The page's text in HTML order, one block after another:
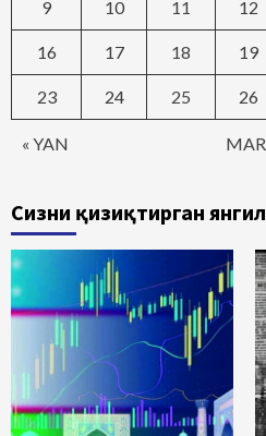
« YAN
9 10 11 12
16 17 18 19
23 24 25 26
Сизни қизиқтирган